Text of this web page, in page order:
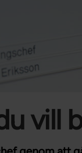
vill